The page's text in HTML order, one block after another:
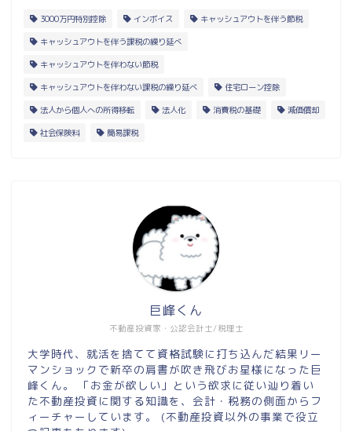
3000万円特別控除 インボイス キャッシュアウトを伴う節税
キャッシュアウトを伴う課税の繰り延べ
キャッシュアウトを伴わない節税
キャッシュアウトを伴わない課税の繰り延べ 住宅ローン控除
法人から個人への所得移転 法人化 消費税の基礎 減価償却
社会保険料 簡易課税
不動産投資家・公認会計士/税理士
巨峰くん
大学時代、就活を捨てて資格試験に打ち込んだ結果リー
マンショックで新卒の肩書が吹き飛びお星様になった巨
峰くん。 「お金が欲しい」という欲求に従い辿り着い
た不動産投資に関する知識を、会計・税務の側面からフ
ィーチャーしています。 (不動産投資以外の事業で役立